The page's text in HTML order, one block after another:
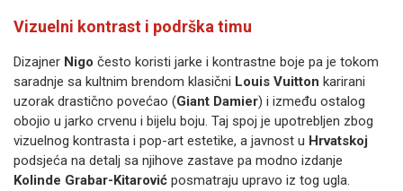
Vizuelni kontrast i podrška timu
Dizajner Nigo često koristi jarke i kontrastne boje pa je tokom
saradnje sa kultnim brendom klasični Louis Vuitton karirani
uzorak drastično povećao (Giant Damier) i između ostalog
obojio u jarko crvenu i bijelu boju. Taj spoj je upotrebljen zbog
vizuelnog kontrasta i pop-art estetike, a javnost u Hrvatskoj
podsjeća na detalj sa njihove zastave pa modno izdanje
Kolinde Grabar-Kitarović posmatraju upravo iz tog ugla.